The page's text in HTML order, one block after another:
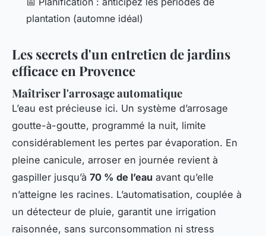
plantation (automne idéal)
Les secrets d'un entretien de jardins
efficace en Provence
Maîtriser l'arrosage automatique
L’eau est précieuse ici. Un système d’arrosage
goutte-à-goutte, programmé la nuit, limite
considérablement les pertes par évaporation. En
pleine canicule, arroser en journée revient à
gaspiller jusqu’à 70 % de l’eau avant qu’elle
n’atteigne les racines. L’automatisation, couplée à
un détecteur de pluie, garantit une irrigation
raisonnée, sans surconsommation ni stress